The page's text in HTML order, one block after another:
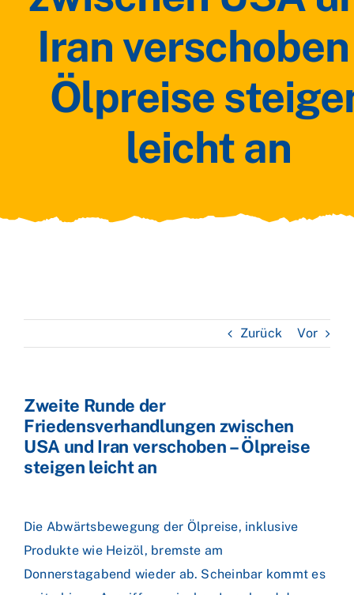
Iran
Ölpreise
leicht an
Zurück Vor
Zweite Runde der
Friedensverhandlungen zwischen
USA und Iran verschoben – Ölpreise
steigen leicht an
Die Abwärtsbewegung der Ölpreise, inklusive
Produkte wie Heizöl, bremste am
Donnerstagabend wieder ab. Scheinbar kommt es